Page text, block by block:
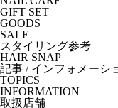
GIFT SET
GOODS
SALE
スタイリング参考
HAIR SNAP
記事 / インフォメーシ
TOPICS
INFORMATION
取扱店舗